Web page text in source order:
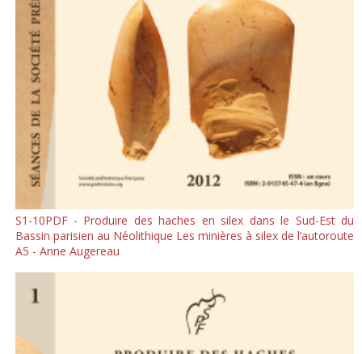
S1-10PDF - Produire des haches en silex dans le Sud-Est du
Bassin parisien au Néolithique Les minières à silex de l’autoroute
A5 - Anne Augereau